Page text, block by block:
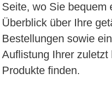
Seite, wo Sie bequem
Überblick über Ihre
Bestellungen sowie
Auflistung Ihrer zuletzt
Produkte finden.